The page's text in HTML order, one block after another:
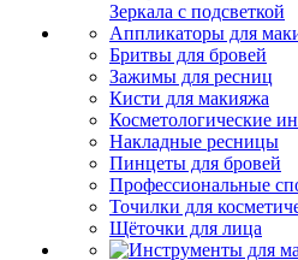
Зеркала с подсветкой
Аппликаторы для
Бритвы для бровей
Зажимы для ресниц
Кисти для макияжа
Косметологические
Накладные ресницы
Пинцеты для бровей
Профессиональные
Точилки для
Щёточки для лица